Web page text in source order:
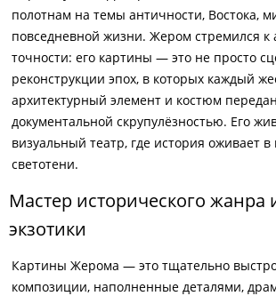
полотнам на темы античности, Востока,
повседневной жизни. Жером стремился к
точности: его картины — это не просто
реконструкции эпох, в которых каждый
архитектурный элемент и костюм
документальной скрупулёзностью. Его
визуальный театр, где история оживает в
светотени.
Мастер исторического жанра
экзотики
Картины Жерома — это тщательно
композиции, наполненные деталями,